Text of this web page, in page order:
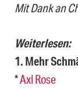
Mit Dank an
Weiterlesen:
1. Mehr
*Axl Rose